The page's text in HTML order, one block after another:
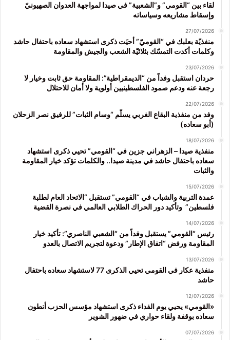
لقاء بين “القومي” و”الشعبية” في صيدا لمواجهة العدوان الصهيونيّ
وإسقاط مشاريعه وسياساته
27/07/2026
منفذيّة بعلبك في “القوميّ” أحيَت ذكرى استشهاد سعاده باحتفال حاشد
وكلمات أكدت التمسّك بثلاثيّة الشعب والجيش والمقاومة
23/07/2026
حردان استقبل وفداً من “الديمقراطية”: المقاومة حق ثابت وخيار لا
رجعة عنه ودعم صمود الفلسطينيين أولوية ولا أمان للاحتلال
22/07/2026
وفد من منفذية البقاع الغربي يسلّم “وسام الثبات” للرفيق نصر الزحلان
(أبو سعاده)
18/07/2026
منفذية صيدا – الزهراني جزين في “القومي” تحيي ذكرى استشهاد
سعاده باحتفال حاشد في مدينة صيدا.. والكلمات تؤكد خيار المقاومة
والثبات
15/07/2026
عمدة التربية والشباب في “القومي” تستقبل “الاتحاد العام لطلبة
فلسطين” وتأكيد دور الحراك الطلابي العالمي في نصرة القضية
14/07/2026
رئيس “القومي” يستقبل وفداً من “الشعبي الناصري”: تأكيد خيار
المقاومة ورفض “اتفاق الإطار” ودعوة لتجريم الاتصال بالعدو
13/07/2026
منفذية عكار في القومي تحيي الذكرى 77 لاستشهاد سعاده باحتفال
حاشد
12/07/2026
«القومي» يحيي يوم الفداء ذكرى استشهاد مؤسس الحزب أنطون
سعاده بوقفة ولقاء حواري في ضهور الشوير
07/07/2026